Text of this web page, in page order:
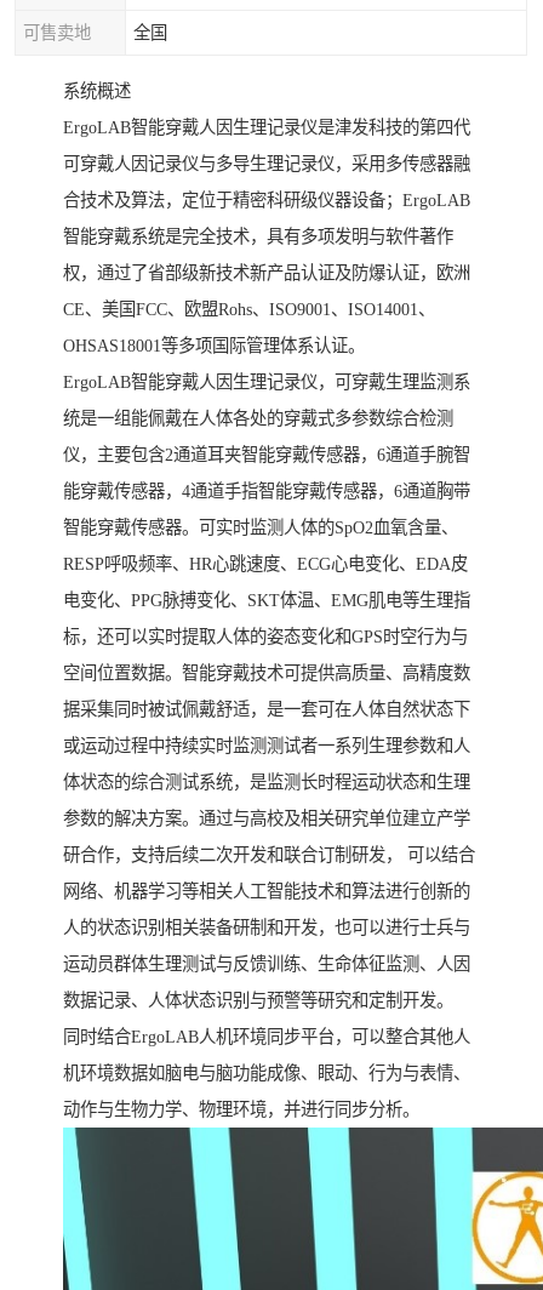
可售卖地 全国
系统概述
ErgoLAB智能穿戴人因生理记录仪是津发科技的第四代
可穿戴人因记录仪与多导生理记录仪，采用多传感器融
合技术及算法，定位于精密科研级仪器设备；ErgoLAB
智能穿戴系统是完全技术，具有多项发明与软件著作
权，通过了省部级新技术新产品认证及防爆认证，欧洲
CE、美国FCC、欧盟Rohs、ISO9001、ISO14001、
OHSAS18001等多项国际管理体系认证。
ErgoLAB智能穿戴人因生理记录仪，可穿戴生理监测系
统是一组能佩戴在人体各处的穿戴式多参数综合检测
仪，主要包含2通道耳夹智能穿戴传感器，6通道手腕智
能穿戴传感器，4通道手指智能穿戴传感器，6通道胸带
智能穿戴传感器。可实时监测人体的SpO2血氧含量、
RESP呼吸频率、HR心跳速度、ECG心电变化、EDA皮
电变化、PPG脉搏变化、SKT体温、EMG肌电等生理指
标，还可以实时提取人体的姿态变化和GPS时空行为与
空间位置数据。智能穿戴技术可提供高质量、高精度数
据采集同时被试佩戴舒适，是一套可在人体自然状态下
或运动过程中持续实时监测测试者一系列生理参数和人
体状态的综合测试系统，是监测长时程运动状态和生理
参数的解决方案。通过与高校及相关研究单位建立产学
研合作，支持后续二次开发和联合订制研发， 可以结合
网络、机器学习等相关人工智能技术和算法进行创新的
人的状态识别相关装备研制和开发，也可以进行士兵与
运动员群体生理测试与反馈训练、生命体征监测、人因
数据记录、人体状态识别与预警等研究和定制开发。
同时结合ErgoLAB人机环境同步平台，可以整合其他人
机环境数据如脑电与脑功能成像、眼动、行为与表情、
动作与生物力学、物理环境，并进行同步分析。